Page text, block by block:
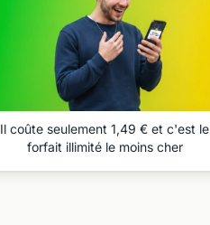
Il coûte seulement 1,49 € et c'est le
forfait illimité le moins cher